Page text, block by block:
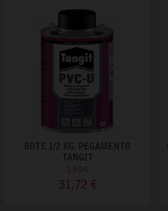
BOTE 1/2 KG. PEGAMENTO
TANGIT
1304
31,72 €